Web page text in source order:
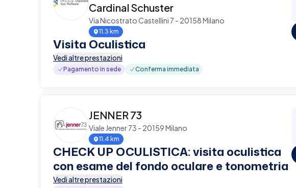
Cardinal Schuster
Via Nicostrato Castellini 7 - 20158 Milano
11.3 km
Visita Oculistica
Vedi altre prestazioni
Pagamento in sede Conferma immediata
JENNER 73
Viale Jenner 73 - 20159 Milano
11.4 km
CHECK UP OCULISTICA: visita oculistica
con esame del fondo oculare e tonometria
Vedi altre prestazioni